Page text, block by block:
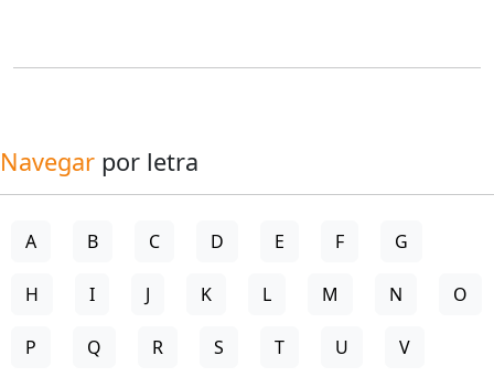
Navegar por letra
A B C D E F G
H I J K L M N O
P Q R S T U V